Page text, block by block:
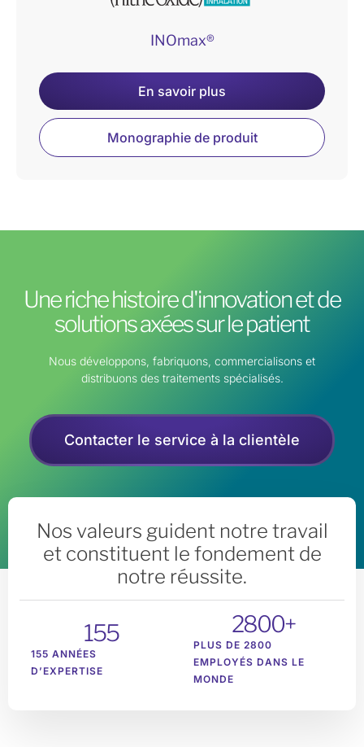
INOmax®
En savoir plus
Monographie de produit
Une riche histoire d'innovation et de
solutions axées sur le patient
Nous développons, fabriquons, commercialisons et
distribuons des traitements spécialisés.
Contacter le service à la clientèle
Nos valeurs guident notre travail
et constituent le fondement de
notre réussite.
155 ANNÉES
D’EXPERTISE
155
PLUS DE 2800
EMPLOYÉS DANS LE
MONDE
2800+